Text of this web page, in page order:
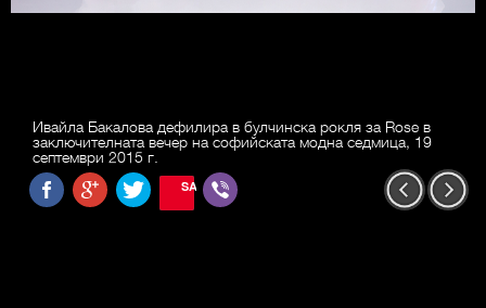
Ивайла Бакалова дефилира в булчинска рокля за Rose в
заключителната вечер на софийската модна седмица, 19
септември 2015 г.
SAVE